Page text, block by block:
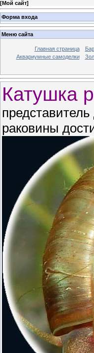
[Мой сайт]
Форма входа
Меню сайта
Главная страница
Аквариумные самоделки
Катушка
раковины